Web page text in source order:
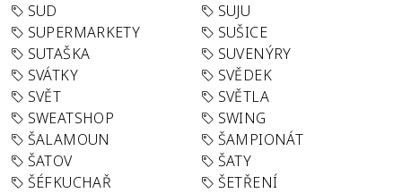
SUD
SUJU
SUPERMARKETY
SUŠICE
SUTAŠKA
SUVENÝRY
SVÁTKY
SVĚDEK
SVĚT
SVĚTLA
SWEATSHOP
SWING
ŠALAMOUN
ŠAMPIONÁT
ŠATOV
ŠATY
ŠÉFKUCHAŘ
ŠETŘENÍ